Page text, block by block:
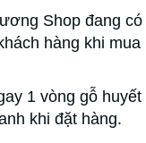
Shop đang
hàng khi mua
1 vòng gỗ
khi đặt hàng.